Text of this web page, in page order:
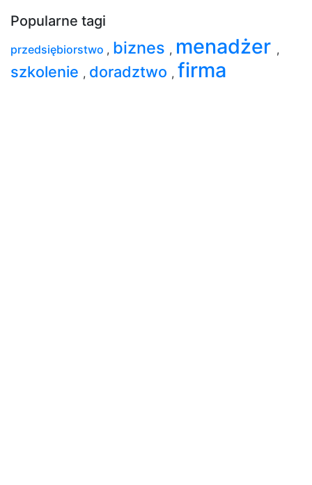
Popularne tagi
przedsiębiorstwo , biznes , menadżer ,
szkolenie , doradztwo , firma